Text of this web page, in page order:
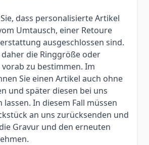
dass personalisierte Artikel
Umtausch, einer Retoure
ausgeschlossen sind.
die Ringgröße oder
zu bestimmen. Im
Sie einen Artikel auch ohne
und später diesen bei uns
In diesem Fall müssen
an uns zurücksenden und
Gravur und den erneuten